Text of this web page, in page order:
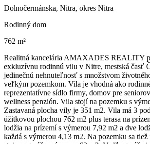
Dolnočermánska, Nitra, okres Nitra
Rodinný dom
762 m²
Realitná kancelária AMAXADES REALITY
exkluzívnu rodinnú vilu v Nitre, mestská časť
jedinečnú nehnuteľnosť s množstvom
veľkým pozemkom. Vila je vhodná ako
reprezentatívne sídlo firmy, domov pre
wellness penzión. Vila stojí na pozemku s
Zastavaná plocha vily je 351 m2. Vila má 3
úžitkovou plochou 762 m2 plus terasa na
lodžia na prízemí s výmerou 7,92 m2 a dve
každá s výmerou 4,13 m2. Na pozemku sa tiež